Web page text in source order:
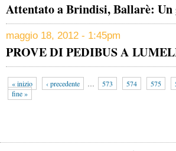
Attentato a Brindisi, Ballarè:
maggio 18, 2012 - 1:45pm
PROVE DI PEDIBUS A
« inizio ‹ precedente … 573 574 575
fine »